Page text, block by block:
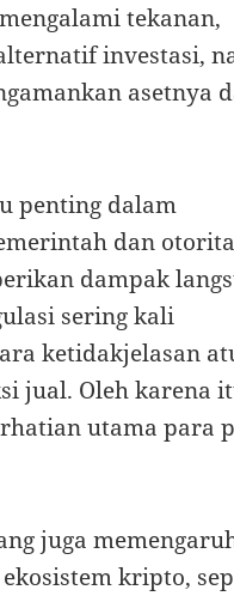
tekanan,
investasi,
asetnya
penting dalam
dan
dampak
sering kali
ketidakjelasan
jual. Oleh karena
utama para
juga
kripto,